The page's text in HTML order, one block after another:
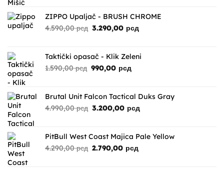
ZIPPO Upaljač - BRUSH CHROME
4.590,00рсд Originalna
bila:
4.590,00 рсд.
3.290,00 рсдTrenutna
3.290,00 рсд.
Taktički opasač - Klik Zeleni
1.590,00рсд Originalna
bila:
1.590,00 рсд.
990,00 рсдTrenutna
990,00 рсд.
Brutal Unit Falcon Tactical Duks Gray
4.990,00рсд Originalna
bila:
4.990,00 рсд.
3.200,00 рсдTrenutna
3.200,00 рсд.
PitBull West Coast Majica Pale Yellow
4.290,00рсд Originalna
2.790,00 рсдTrenutna